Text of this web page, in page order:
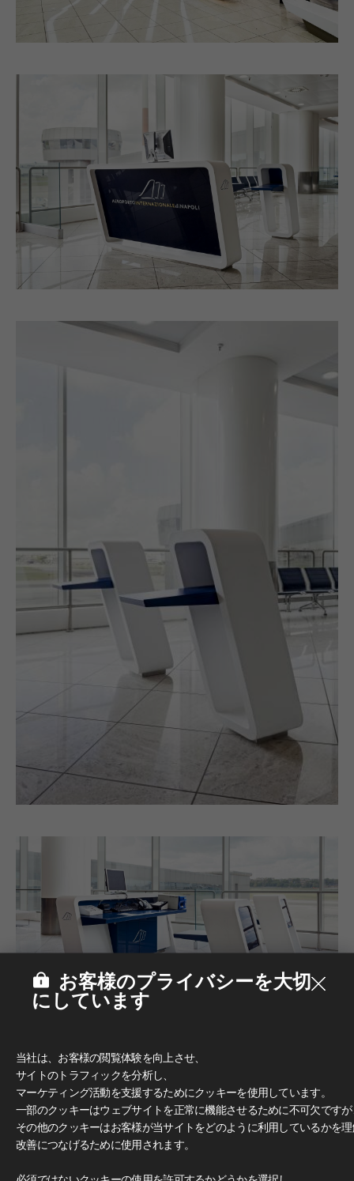
お客様のプライバシーを大切
にしています
当社は、お客様の閲覧体験を向上させ、
サイトのトラフィックを分析し、
マーケティング活動を支援するためにクッキーを使用しています。
一部のクッキーはウェブサイトを正常に機能させるために不可欠です
その他のクッキーはお客様が当サイトをどのように利用しているかを
改善につなげるために使用されます。